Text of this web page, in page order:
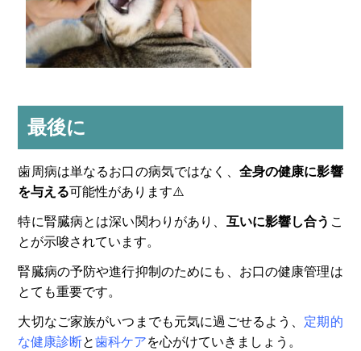
最後に
歯周病は単なるお口の病気ではなく、 全身の健康に影響
を与える可能性があります⚠️
特に腎臓病とは深い関わりがあり、 互いに影響し合う こ
とが示唆されています。
腎臓病の予防や進行抑制のためにも、お口の健康管理は
とても重要です。
大切なご家族がいつまでも元気に過ごせるよう、 定期的
な健康診断と歯科ケアを心がけていきましょう。